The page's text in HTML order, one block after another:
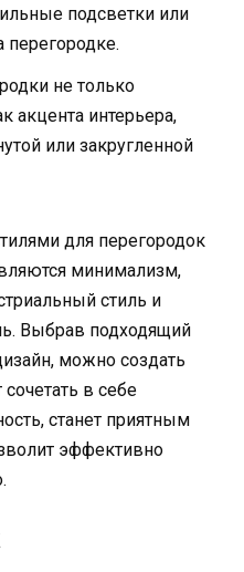
подсветки или
перегородке.
не только
акцента интерьера,
или закругленной
для перегородок
минимализм,
стиль и
Выбрав подходящий
можно создать
в себе
станет приятным
эффективно